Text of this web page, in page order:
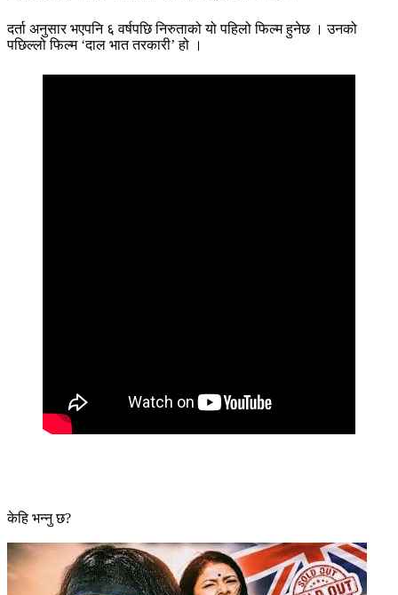
दर्ता अनुसार भएपनि ६ वर्षपछि निरुताको यो पहिलो फिल्म हुनेछ । उनको
पछिल्लो फिल्म ‘दाल भात तरकारी’ हो ।
केहि भन्नु छ?